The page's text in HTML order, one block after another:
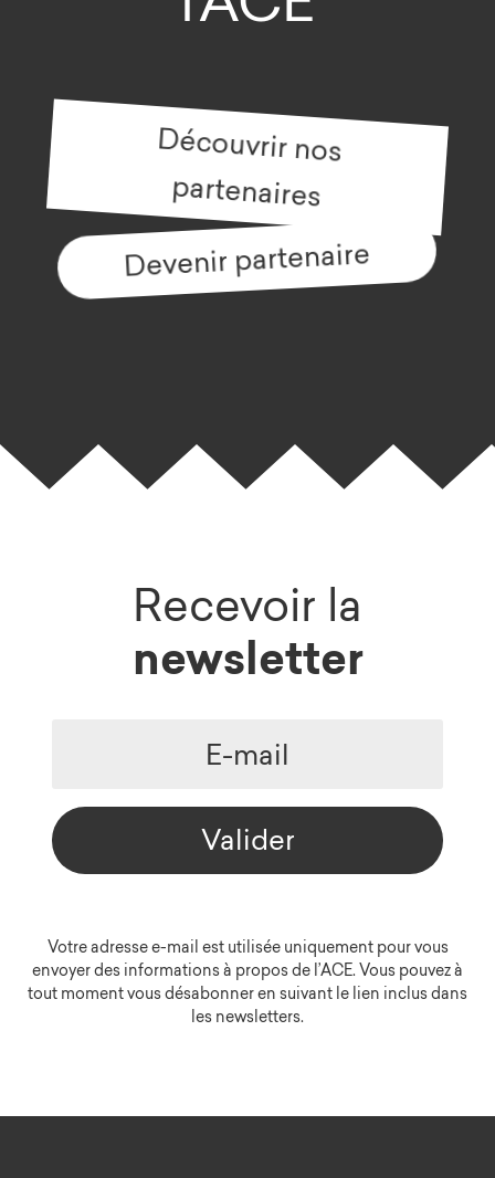
Découvrir nos
partenaires
Devenir partenaire
Recevoir la
newsletter
Valider
Votre adresse e-mail est utilisée uniquement pour vous
envoyer des informations à propos de l’ACE. Vous pouvez à
tout moment vous désabonner en suivant le lien inclus dans
les newsletters.